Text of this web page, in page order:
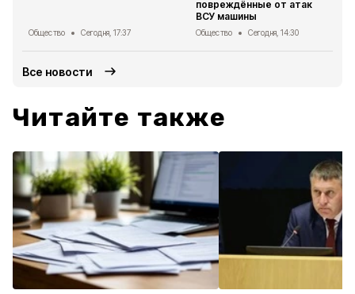
Общество Сегодня, 17:37
повреждённые от атак
ВСУ машины
Общество Сегодня, 14:30
Все новости
Читайте также